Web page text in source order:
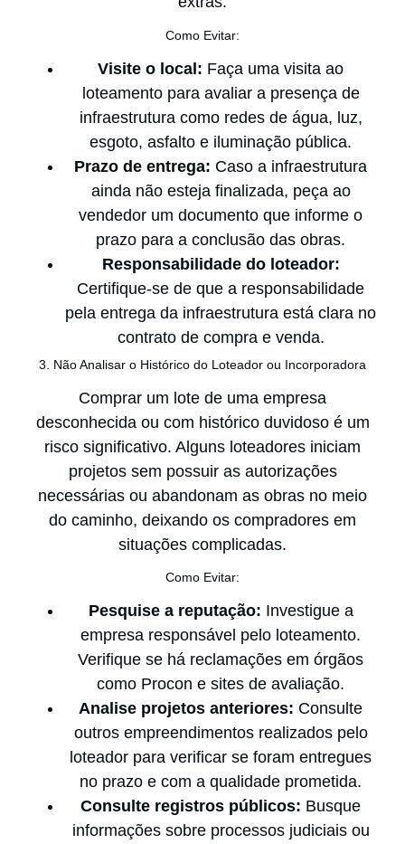
Como Evitar:
Visite o local: Faça uma visita ao
loteamento para avaliar a presença de
infraestrutura como redes de água, luz,
esgoto, asfalto e iluminação pública.
Prazo de entrega: Caso a infraestrutura
ainda não esteja finalizada, peça ao
vendedor um documento que informe o
prazo para a conclusão das obras.
Responsabilidade do loteador:
Certifique-se de que a responsabilidade
pela entrega da infraestrutura está clara no
contrato de compra e venda.
3. Não Analisar o Histórico do Loteador ou Incorporadora
Comprar um lote de uma empresa
desconhecida ou com histórico duvidoso é um
risco significativo. Alguns loteadores iniciam
projetos sem possuir as autorizações
necessárias ou abandonam as obras no meio
do caminho, deixando os compradores em
situações complicadas.
Como Evitar:
Pesquise a reputação: Investigue a
empresa responsável pelo loteamento.
Verifique se há reclamações em órgãos
como Procon e sites de avaliação.
Analise projetos anteriores: Consulte
outros empreendimentos realizados pelo
loteador para verificar se foram entregues
no prazo e com a qualidade prometida.
Consulte registros públicos: Busque
informações sobre processos judiciais ou